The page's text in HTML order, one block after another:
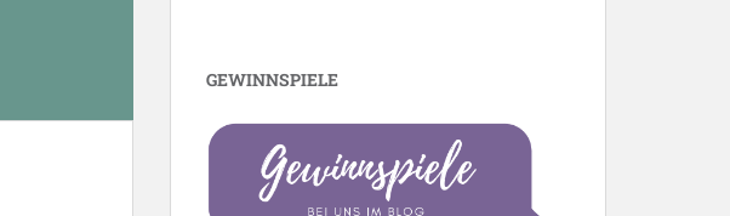
GEWINNSPIELE